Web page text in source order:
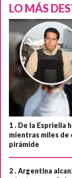
LO MÁS
1 . De la Espriella
mientras miles de
pirámide
2 .Argentina